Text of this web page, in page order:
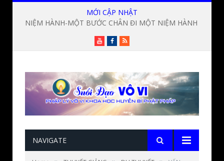
MỚI CẬP NHẬT
YoutubeFacebook
RSS
NAVIGATE